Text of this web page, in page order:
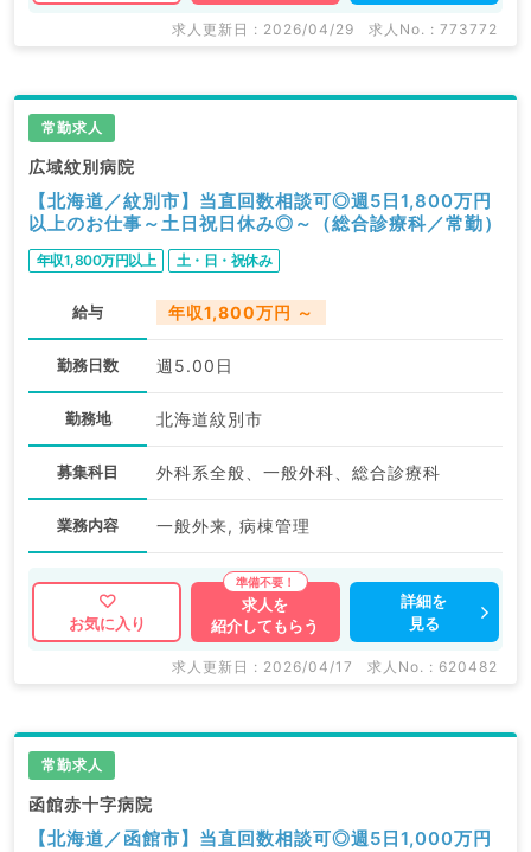
求人更新日 : 2026/04/29 求人No. : 773772
常勤求人
広域紋別病院
【北海道／紋別市】当直回数相談可◎週5日1,800万円
以上のお仕事～土日祝日休み◎～（総合診療科／常勤）
年収1,800万円以上 土・日・祝休み
給与 年収1,800万円 ～
勤務日数 週5.00日
勤務地 北海道紋別市
募集科目 外科系全般、一般外科、総合診療科
業務内容 一般外来, 病棟管理
お気に入り
求人を
紹介してもらう
詳細を
見る
求人更新日 : 2026/04/17 求人No. : 620482
常勤求人
函館赤十字病院
【北海道／函館市】当直回数相談可◎週5日1,000万円